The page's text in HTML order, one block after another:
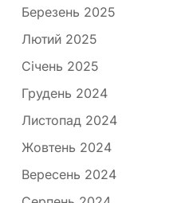
Березень 2025
Лютий 2025
Січень 2025
Грудень 2024
Листопад 2024
Жовтень 2024
Вересень 2024